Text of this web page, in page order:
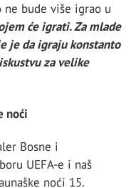
bude više igrao u
će igrati. Za mlade
je da igraju konstanto
za velike
noći
Bosne i
UEFA-e i naš
noći 15.